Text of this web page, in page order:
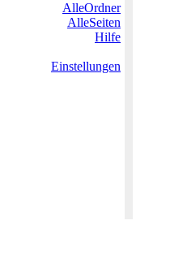
AlleOrdner
AlleSeiten
Hilfe
Einstellungen